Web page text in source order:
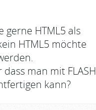
HTML5 als
HTML5 möchte
man mit FLASH
kann?